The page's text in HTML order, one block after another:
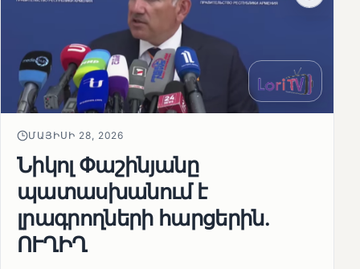
ՄԱՅԻՍԻ 28, 2026
Նիկոլ Փաշինյանը
պատասխանում է
լրագրողների հարցերին․
ՈՒՂԻՂ